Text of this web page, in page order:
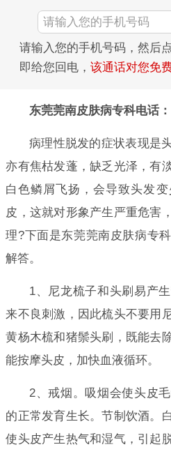
请输入您的手机号码，然后
即给您回电， 该通话对您免
东莞莞南皮肤病专科电话
病理性脱发的症状表现是
亦有焦枯发蓬，缺乏光泽，有
白色鳞屑飞扬，会导致头发
皮，这就对形象产生严重危害
理?下面是东莞莞南皮肤病专
解答。
1、尼龙梳子和头刷易产
来不良刺激，因此梳头不要用
黄杨木梳和猪鬃头刷，既能去
能按摩头皮，加快血液循环。
2、戒烟。吸烟会使头皮
的正常发育生长。节制饮酒。
使头皮产生热气和湿气，引起